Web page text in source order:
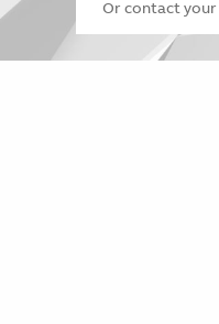
Or contact your